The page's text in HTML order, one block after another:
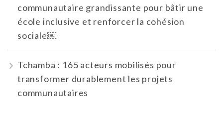
communautaire grandissante pour bâtir une
école inclusive et renforcer la cohésion
sociale￼
Tchamba : 165 acteurs mobilisés pour
transformer durablement les projets
communautaires